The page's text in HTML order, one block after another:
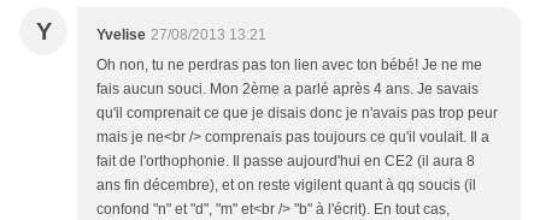
Y Yvelise 27/08/2013 13:21
Oh non, tu ne perdras pas ton lien avec ton bébé! Je ne me
fais aucun souci. Mon 2ème a parlé après 4 ans. Je savais
qu'il comprenait ce que je disais donc je n'avais pas trop peur
mais je ne<br /> comprenais pas toujours ce qu'il voulait. Il a
fait de l'orthophonie. Il passe aujourd'hui en CE2 (il aura 8
ans fin décembre), et on reste vigilent quant à qq soucis (il
confond "n" et "d", "m" et<br /> "b" à l'écrit). En tout cas,